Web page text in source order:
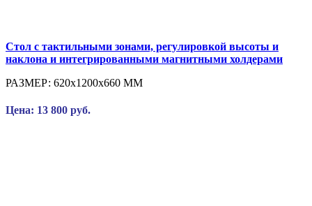
Стол с тактильными зонами, регулировкой высоты и
наклона и интегрированными магнитными холдерами
РАЗМЕР: 620x1200x660 ММ
Цена: 13 800 руб.